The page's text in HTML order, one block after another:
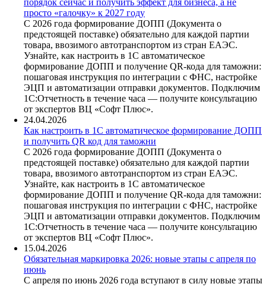
просто «галочку» к 2027 году
С 2026 года формирование ДОПП (Документа о
предстоящей поставке) обязательно для каждой партии
товара, ввозимого автотранспортом из стран ЕАЭС.
Узнайте, как настроить в 1С автоматическое
формирование ДОПП и получение QR-кода для таможни:
пошаговая инструкция по интеграции с ФНС, настройке
ЭЦП и автоматизации отправки документов. Подключим
1С:Отчетность в течение часа — получите консультацию
от экспертов ВЦ «Софт Плюс».
24.04.2026
Как настроить в 1С автоматическое формирование ДОПП
и получить QR код для таможни
С 2026 года формирование ДОПП (Документа о
предстоящей поставке) обязательно для каждой партии
товара, ввозимого автотранспортом из стран ЕАЭС.
Узнайте, как настроить в 1С автоматическое
формирование ДОПП и получение QR-кода для таможни:
пошаговая инструкция по интеграции с ФНС, настройке
ЭЦП и автоматизации отправки документов. Подключим
1С:Отчетность в течение часа — получите консультацию
от экспертов ВЦ «Софт Плюс».
15.04.2026
Обязательная маркировка 2026: новые этапы с апреля по
июнь
С апреля по июнь 2026 года вступают в силу новые этапы